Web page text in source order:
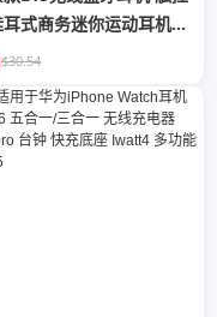
式商务迷你运动耳机华
$30.54